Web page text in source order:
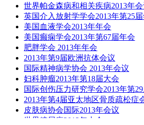
世界帕金森病和相关疾病2013年
英国介入放射学学会2013年第25
美国血液学会2013年年会
美国癫痫学会2013年第67届年会
肥胖学会 2013年年会
2013年第9届欧洲抗体会议
国际精神病学协会 2013年会议
妇科肿瘤2013年第18届大会
国际创伤压力研究学会2013年第
2013年第4届亚太地区骨质疏松症
皮肤病协会国际2013年会议
世界糖尿病2013年大会